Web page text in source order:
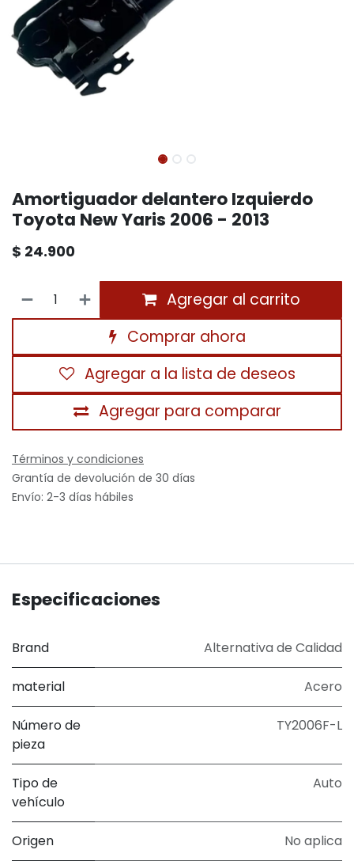
Amortiguador delantero Izquierdo
Toyota New Yaris 2006 - 2013
$ 24.900
Agregar al carrito
Comprar ahora
Agregar para comparar
Agregar a la lista de deseos
Términos y condiciones
Grantía de devolución de 30 días
Envío: 2-3 días hábiles
Especificaciones
Brand Alternativa de Calidad
material Acero
Número de
pieza
TY2006F-L
Tipo de
vehículo
Auto
Origen No aplica